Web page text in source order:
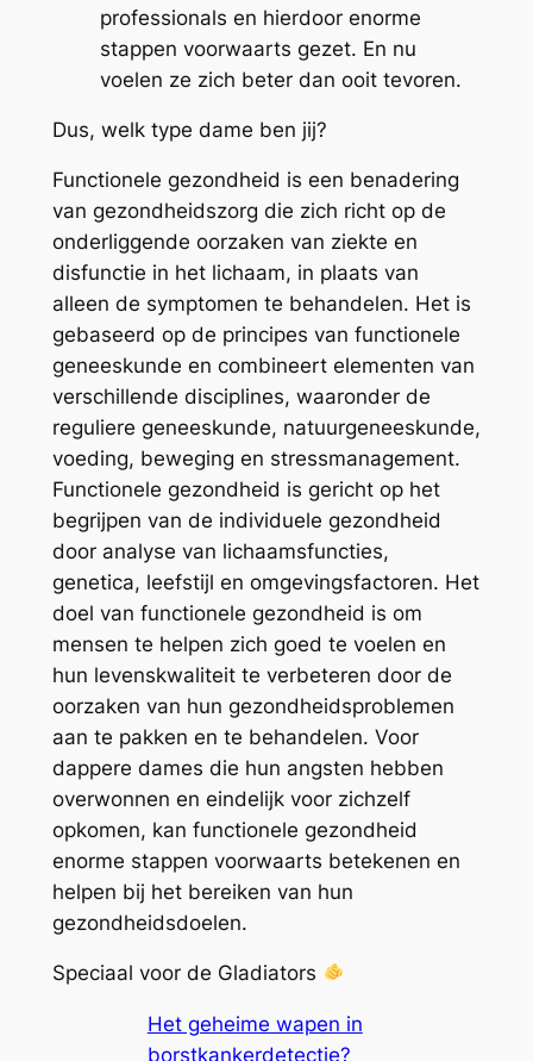
professionals en hierdoor enorme
stappen voorwaarts gezet. En nu
voelen ze zich beter dan ooit tevoren.
Dus, welk type dame ben jij?
Functionele gezondheid is een benadering
van gezondheidszorg die zich richt op de
onderliggende oorzaken van ziekte en
disfunctie in het lichaam, in plaats van
alleen de symptomen te behandelen. Het is
gebaseerd op de principes van functionele
geneeskunde en combineert elementen van
verschillende disciplines, waaronder de
reguliere geneeskunde, natuurgeneeskunde,
voeding, beweging en stressmanagement.
Functionele gezondheid is gericht op het
begrijpen van de individuele gezondheid
door analyse van lichaamsfuncties,
genetica, leefstijl en omgevingsfactoren. Het
doel van functionele gezondheid is om
mensen te helpen zich goed te voelen en
hun levenskwaliteit te verbeteren door de
oorzaken van hun gezondheidsproblemen
aan te pakken en te behandelen. Voor
dappere dames die hun angsten hebben
overwonnen en eindelijk voor zichzelf
opkomen, kan functionele gezondheid
enorme stappen voorwaarts betekenen en
helpen bij het bereiken van hun
gezondheidsdoelen.
Speciaal voor de Gladiators
Het geheime wapen in
borstkankerdetectie?